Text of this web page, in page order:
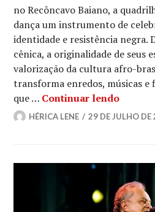
no Recôncavo Baiano, a
dança um instrumento de
identidade e resistência negra.
cênica, a originalidade de seus
valorização da cultura afro-
transforma enredos, músicas
que … Continuar lendo
HÉRICA LENE 29 DE JULHO DE